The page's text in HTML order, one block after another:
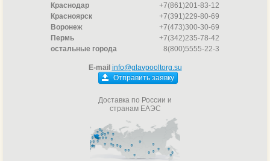
Краснодар
+7(861)201-83-12
Красноярск
+7(391)229-80-69
Воронеж
+7(473)300-30-69
Пермь
+7(342)235-78-42
остальные города
8(800)5555-22-3
E-mail info@glavpooltorg.su
Отправить заявку
Доставка по России и
странам ЕАЭС